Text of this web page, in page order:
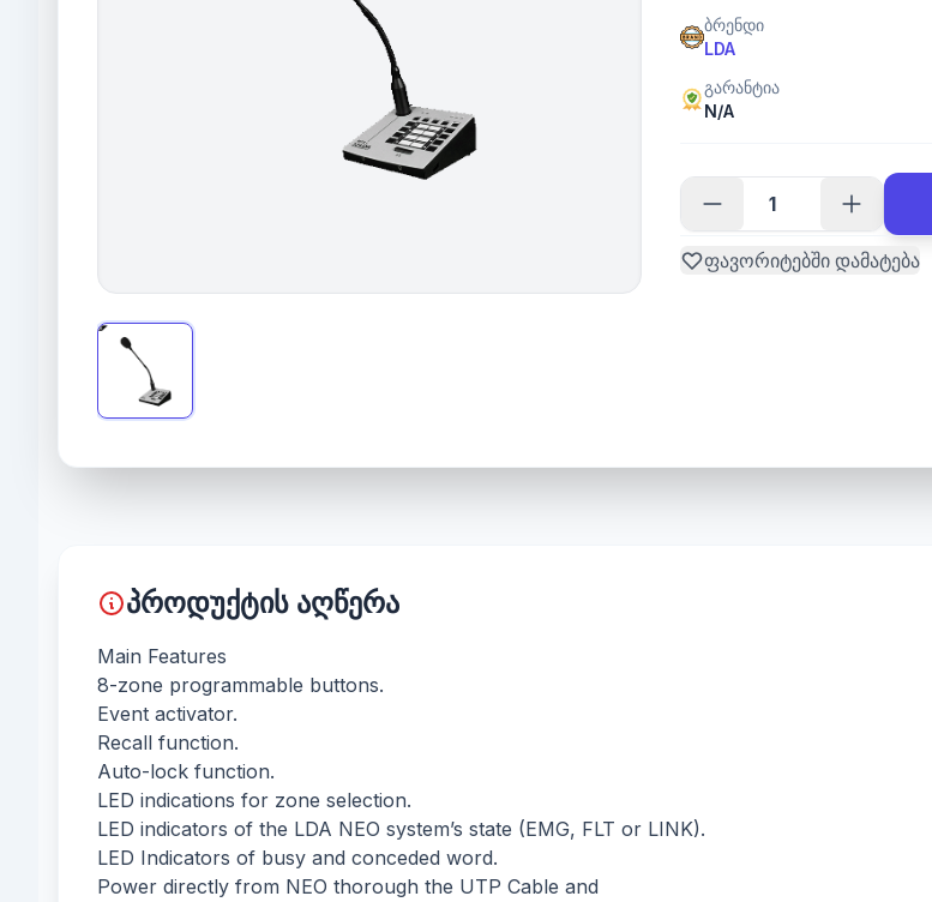
ბრენდი
LDA
გარანტია
N/A
ფავორიტებში დამატება
პროდუქტის აღწერა
Main Features
8-zone programmable buttons.
Event activator.
Recall function.
Auto-lock function.
LED indications for zone selection.
LED indicators of the LDA NEO system’s state (EMG, FLT or LINK).
LED Indicators of busy and conceded word.
Power directly from NEO thorough the UTP Cable and